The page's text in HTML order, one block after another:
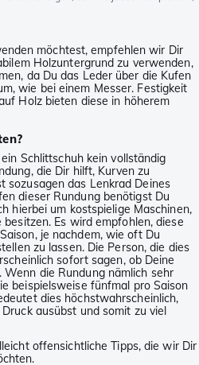
möchtest, empfehlen wir Dir
Holzuntergrund zu verwenden,
da Du das Leder über die Kufen
wie bei einem Messer. Festigkeit
Holz bieten diese in höherem
Schlittschuh kein vollständig
die Dir hilft, Kurven zu
sozusagen das Lenkrad Deines
dieser Rundung benötigst Du
hierbei um kostspielige Maschinen,
Es wird empfohlen, diese
je nachdem, wie oft Du
zu lassen. Die Person, die dies
sofort sagen, ob Deine
die Rundung nämlich sehr
beispielsweise fünfmal pro Saison
dies höchstwahrscheinlich,
ausübst und somit zu viel
offensichtliche Tipps, die wir Dir